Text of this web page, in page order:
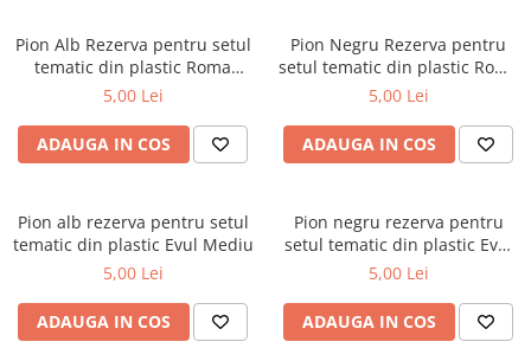
Piese Din Plastic
Piese rezerva
Piese sah electronice
Piese sah electronice
Piese Sah Tematice Din Metal
Sah Magnetic India
Pion Alb Rezerva pentru setul
tematic din plastic Roma
Antica
5,00 Lei
ADAUGA IN COS
Pion Negru Rezerva pentru
setul tematic din plastic Roma
Antica
5,00 Lei
ADAUGA IN COS
Pion alb rezerva pentru setul
tematic din plastic Evul Mediu
5,00 Lei
ADAUGA IN COS
Pion negru rezerva pentru
setul tematic din plastic Evul
Mediu
5,00 Lei
ADAUGA IN COS